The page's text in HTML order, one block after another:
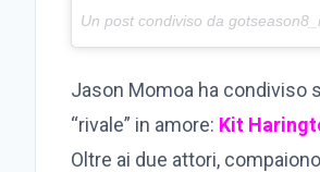
Un post condiviso da
Jason Momoa ha condiviso
“rivale” in amore: Kit
Oltre ai due attori,